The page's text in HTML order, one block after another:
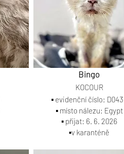
Bingo
▪️ evidenční číslo: D043
▪️ místo nálezu: Egypt
▪️ přijat: 6. 6. 2026
▪️v karanténě
KOCOUR